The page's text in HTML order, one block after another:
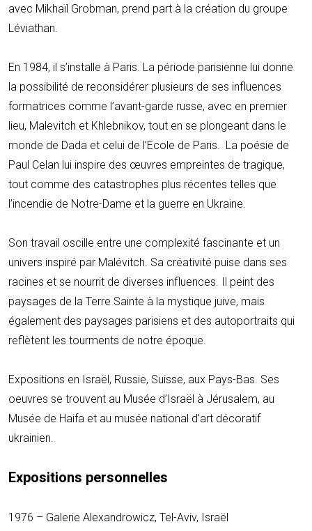
avec Mikhaïl Grobman, prend part à la création du groupe
Léviathan.
En 1984, il s’installe à Paris. La période parisienne lui donne
la possibilité de reconsidérer plusieurs de ses influences
formatrices comme l’avant-garde russe, avec en premier
lieu, Malevitch et Khlebnikov, tout en se plongeant dans le
monde de Dada et celui de l’Ecole de Paris. La poésie de
Paul Celan lui inspire des œuvres empreintes de tragique,
tout comme des catastrophes plus récentes telles que
l’incendie de Notre-Dame et la guerre en Ukraine.
Son travail oscille entre une complexité fascinante et un
univers inspiré par Malévitch. Sa créativité puise dans ses
racines et se nourrit de diverses influences. Il peint des
paysages de la Terre Sainte à la mystique juive, mais
également des paysages parisiens et des autoportraits qui
reflètent les tourments de notre époque.
Expositions en Israël, Russie, Suisse, aux Pays-Bas. Ses
oeuvres se trouvent au Musée d’Israël à Jérusalem, au
Musée de Haifa et au musée national d’art décoratif
ukrainien.
Expositions personnelles
1976 – Galerie Alexandrowicz, Tel-Aviv, Israël